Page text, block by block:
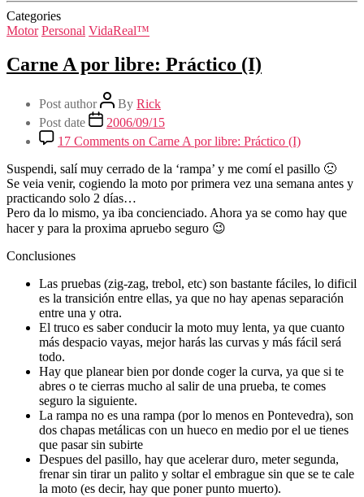
Categories
Motor Personal VidaReal™
Carne A por libre: Práctico (I)
Post author By Rick
Post date
2006/09/15
17 Comments on Carne A por libre: Práctico (I)
Suspendi, salí muy cerrado de la ‘rampa’ y me comí el pasillo 🙁
Se veia venir, cogiendo la moto por primera vez una semana antes y
practicando solo 2 días…
Pero da lo mismo, ya iba concienciado. Ahora ya se como hay que
hacer y para la proxima apruebo seguro 😉
Conclusiones
Las pruebas (zig-zag, trebol, etc) son bastante fáciles, lo dificil
es la transición entre ellas, ya que no hay apenas separación
entre una y otra.
El truco es saber conducir la moto muy lenta, ya que cuanto
más despacio vayas, mejor harás las curvas y más fácil será
todo.
Hay que planear bien por donde coger la curva, ya que si te
abres o te cierras mucho al salir de una prueba, te comes
seguro la siguiente.
La rampa no es una rampa (por lo menos en Pontevedra), son
dos chapas metálicas con un hueco en medio por el ue tienes
que pasar sin subirte
Despues del pasillo, hay que acelerar duro, meter segunda,
frenar sin tirar un palito y soltar el embrague sin que se te cale
la moto (es decir, hay que poner punto muerto).